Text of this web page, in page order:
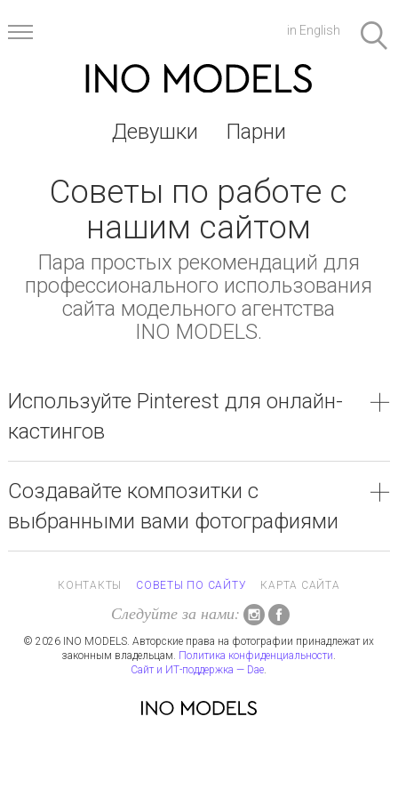
in English
Девушки Парни
Советы по работе с
нашим сайтом
Пара простых рекомендаций для
профессионального использования
сайта модельного агентства
INO MODELS.
Используйте Pinterest для онлайн-
кастингов
Создавайте композитки с
выбранными вами фотографиями
КОНТАКТЫ СОВЕТЫ ПО САЙТУ КАРТА САЙТА
Следуйте за нами:
© 2026 INO MODELS. Авторские права на фотографии принадлежат их
законным владельцам. Политика конфиденциальности.
Сайт и ИТ-поддержка — Dae.